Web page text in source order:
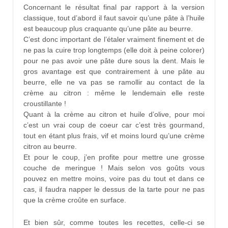
Concernant le résultat final par rapport à la version
classique, tout d’abord il faut savoir qu’une pâte à l’huile
est beaucoup plus craquante qu’une pâte au beurre.
C’est donc important de l’étaler vraiment finement et de
ne pas la cuire trop longtemps (elle doit à peine colorer)
pour ne pas avoir une pâte dure sous la dent. Mais le
gros avantage est que contrairement à une pâte au
beurre, elle ne va pas se ramollir au contact de la
crème au citron : même le lendemain elle reste
croustillante !
Quant à la crème au citron et huile d’olive, pour moi
c’est un vrai coup de coeur car c’est très gourmand,
tout en étant plus frais, vif et moins lourd qu’une crème
citron au beurre.
Et pour le coup, j’en profite pour mettre une grosse
couche de meringue ! Mais selon vos goûts vous
pouvez en mettre moins, voire pas du tout et dans ce
cas, il faudra napper le dessus de la tarte pour ne pas
que la crème croûte en surface.
Et bien sûr, comme toutes les recettes, celle-ci se